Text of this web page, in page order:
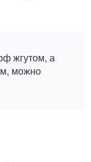
жгутом, а
можно